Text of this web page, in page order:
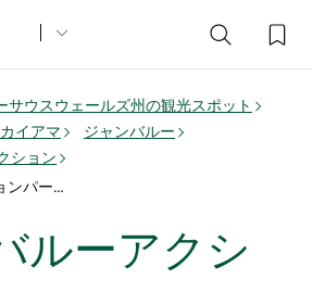
サウスウェールズ州の観光スポット
カイアマ
ジャンバルー
ション
ジャンバルーアクションパーク
ルーアクシ